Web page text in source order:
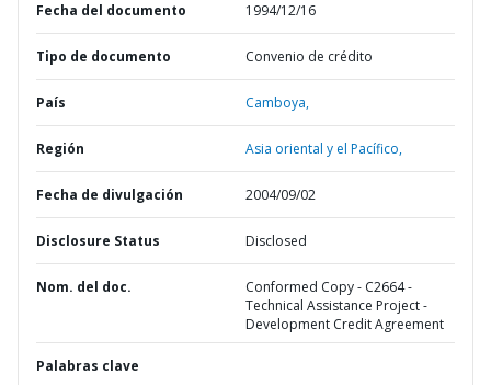
Fecha del documento 1994/12/16
Tipo de documento Convenio de crédito
País Camboya,
Región Asia oriental y el Pacífico,
Fecha de divulgación 2004/09/02
Disclosure Status Disclosed
Nom. del doc.
Conformed Copy - C2664 -
Technical Assistance Project -
Development Credit Agreement
Palabras clave